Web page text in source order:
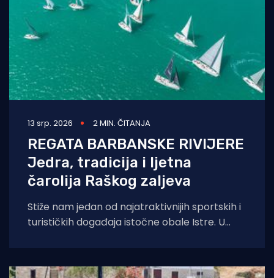
13 srp. 2026 2 MIN. ČITANJA
REGATA BARBANSKE RIVIJERE
Jedra, tradicija i ljetna
čarolija Raškog zaljeva
Stiže nam jedan od najatraktivnijih sportskih i
turističkih događaja istočne obale Istre. U